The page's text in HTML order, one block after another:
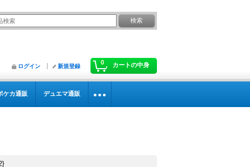
0 カートの中身
ログイン 新規登録
ケカ通販 デュエマ通販